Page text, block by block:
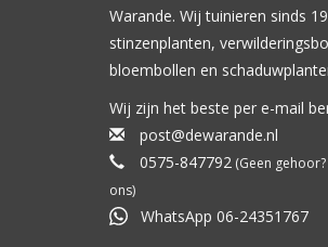
Warande. Wij tuinieren sinds
stinzenplanten,
bloembollen en
Wij zijn het beste per e-mail
post@dewarande.nl
0575-847792(Geen gehoor?
ons)
WhatsApp 06-24351767